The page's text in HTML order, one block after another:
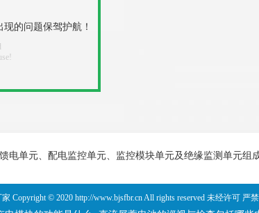
的问题保驾护航！
单元、配电监控单元、监控模块单元及绝缘监测单元组
Copyright © 2020 http://www.bjsfbr.cn All rights reserved 未经许可 严